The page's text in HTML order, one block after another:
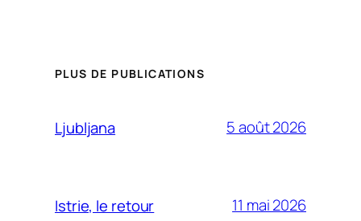
PLUS DE PUBLICATIONS
Ljubljana 5 août 2026
Istrie, le retour 11 mai 2026